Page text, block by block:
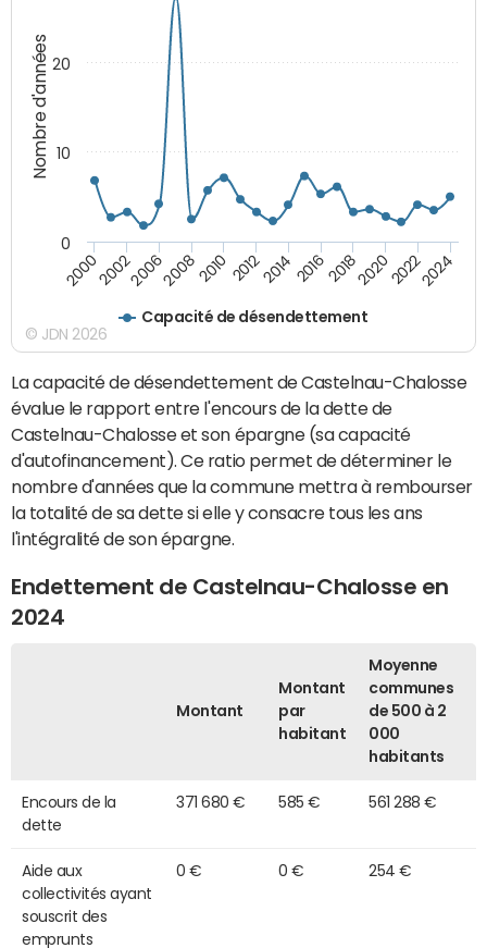
Nombre d'années
Capacité de désendettement
20002002200620082010 2012201420162018202020222024
0
10
20
© JDN 2026
La capacité de désendettement de Castelnau-Chalosse
évalue le rapport entre l'encours de la dette de
Castelnau-Chalosse et son épargne (sa capacité
d'autofinancement). Ce ratio permet de déterminer le
nombre d'années que la commune mettra à rembourser
la totalité de sa dette si elle y consacre tous les ans
l'intégralité de son épargne.
Endettement de Castelnau-Chalosse en
2024
Montant
Montant
par
habitant
Moyenne
communes
de 500 à 2
000
habitants
Encours de la
dette
371 680 € 585 € 561 288 €
Aide aux
collectivités ayant
souscrit des
emprunts
0 € 0 € 254 €